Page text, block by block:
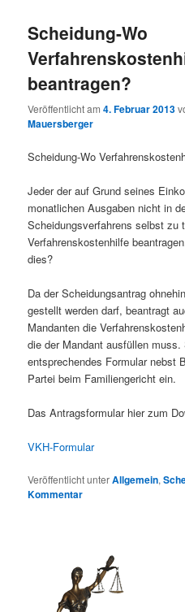
Scheidung-Wo
beantragen?
Veröffentlicht am4. Februar 2013
Mauersberger
Scheidung-Wo
Jeder der auf Grund seines
monatlichen Ausgaben nicht in
Scheidungsverfahrens selbst zu
Verfahrenskostenhilfe
dies?
Da der Scheidungsantrag
gestellt werden darf, beantragt
Mandanten die
die der Mandant ausfüllen
entsprechendes Formular nebst
Partei beim Familiengericht ein.
Das Antragsformular hier zum
VKH-Formular
Veröffentlicht unterAllgemein,
Kommentar